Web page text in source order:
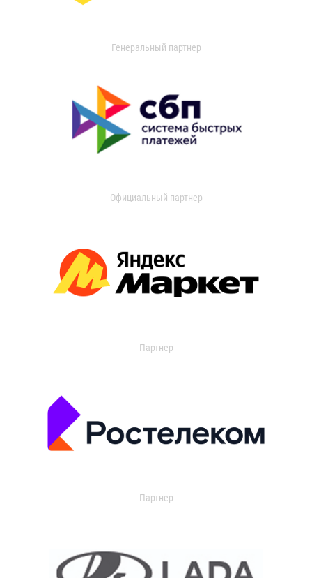
Генеральный партнер
Официальный партнер
Партнер
Партнер